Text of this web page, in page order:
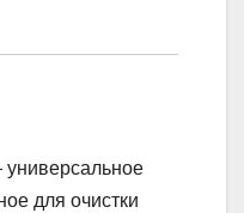
для очистки